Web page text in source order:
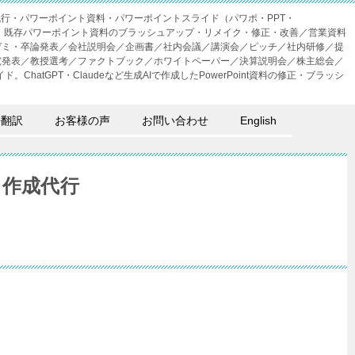
・パワーポイント資料・パワーポイントスライド（パワポ・PPT・
存パワーポイント資料のブラッシュアップ・リメイク・修正・改善／営業資料
・卒論発表／会社説明会／企画書／社内会議／講演会／ピッチ／社内研修／提
表／教授選考／ファクトブック／ホワイトペーパー／決算説明会／株主総会／
。ChatGPT・Claudeなど生成AIで作成したPowerPoint資料の修正・ブラッシ
訳 お客様の声 お問い合わせ English
成代行